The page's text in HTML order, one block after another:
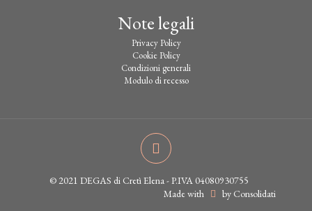
Note legali
Privacy Policy
Cookie Policy
Condizioni generali
Modulo di recesso
© 2021 DEGAS di Cretì Elena - P.IVA 04080930755
Made with
by Consolidati